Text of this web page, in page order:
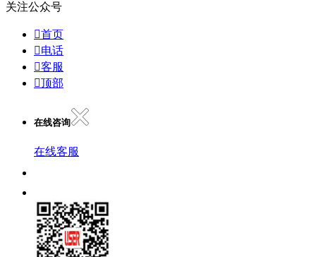
关注公众号
首页
电话
客服
顶部
在线咨询
在线客服